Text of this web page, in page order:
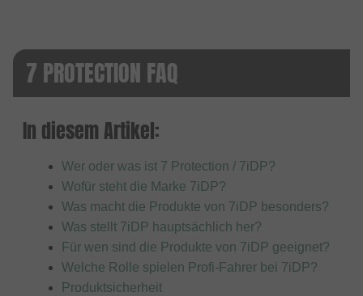
7 PROTECTION FAQ
In diesem Artikel:
Wer oder was ist 7 Protection / 7iDP?
Wofür steht die Marke 7iDP?
Was macht die Produkte von 7iDP besonders?
Was stellt 7iDP hauptsächlich her?
Für wen sind die Produkte von 7iDP geeignet?
Welche Rolle spielen Profi-Fahrer bei 7iDP?
Produktsicherheit